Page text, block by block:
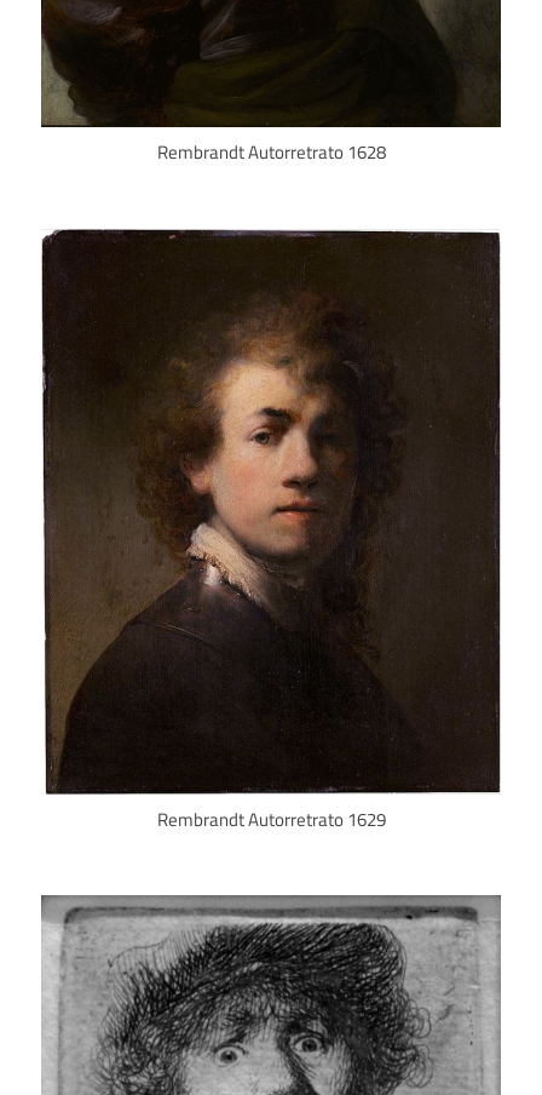
Rembrandt Autorretrato 1628
Rembrandt Autorretrato 1629